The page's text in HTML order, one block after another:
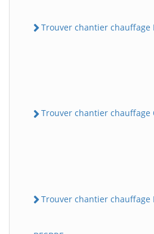
Trouver chantier chauffage
Trouver chantier chauffage
Trouver chantier chauffage